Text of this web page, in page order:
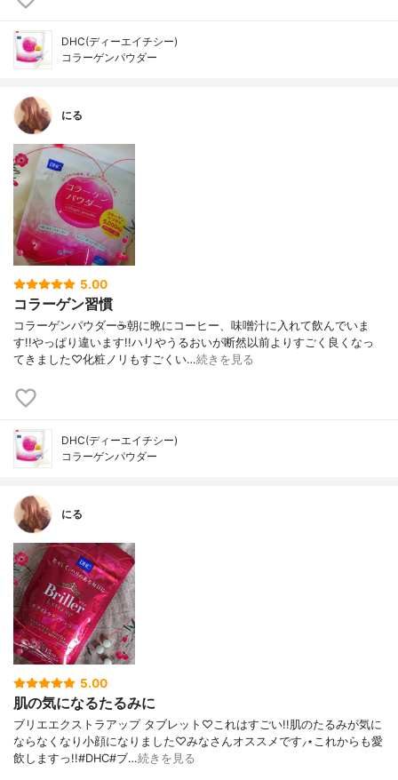
DHC(ディーエイチシー)
コラーゲンパウダー
にる
5.00
コラーゲン習慣
コラーゲンパウダー☕朝に晩にコーヒー、味噌汁に入れて飲んでいま
す!!やっぱり違います!!ハリやうるおいが断然以前よりすごく良くなっ
てきました♡化粧ノリもすごくい…続きを見る
DHC(ディーエイチシー)
コラーゲンパウダー
にる
5.00
肌の気になるたるみに
ブリエエクストラアップ タブレット♡これはすごい!!肌のたるみが気に
ならなくなり小顔になりました♡みなさんオススメです⸝⋆これからも愛
飲しますっ!!#DHC#ブ…続きを見る